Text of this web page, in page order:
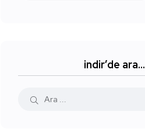
indir’de ara…